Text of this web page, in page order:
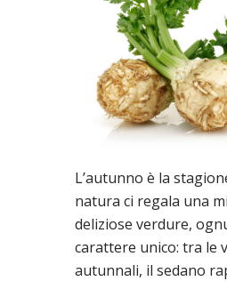
L’autunno è la
natura ci regala una
deliziose verdure,
carattere unico: tra le
autunnali, il sedano